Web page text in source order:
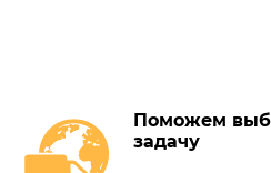
Поможем
задачу